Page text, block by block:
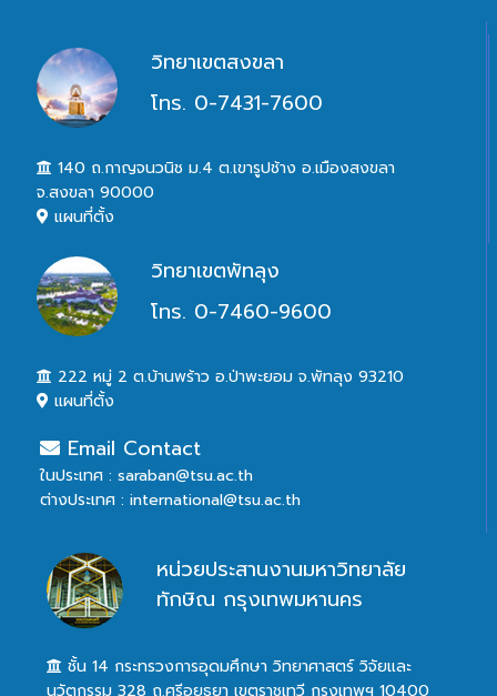
วิทยาเขตสงขลา
โทร. 0-7431-7600
140 ถ.กาญจนวนิช ม.4 ต.เขารูปช้าง อ.เมืองสงขลา
จ.สงขลา 90000
แผนที่ตั้ง
วิทยาเขตพัทลุง
โทร. 0-7460-9600
222 หมู่ 2 ต.บ้านพร้าว อ.ป่าพะยอม จ.พัทลุง 93210
แผนที่ตั้ง
Email Contact
ในประเทศ : saraban@tsu.ac.th
ต่างประเทศ : international@tsu.ac.th
หน่วยประสานงานมหาวิทยาลัย
ทักษิณ กรุงเทพมหานคร
ชั้น 14 กระทรวงการอุดมศึกษา วิทยาศาสตร์ วิจัยและ
นวัตกรรม 328 ถ.ศรีอยุธยา เขตราชเทวี กรุงเทพฯ 10400